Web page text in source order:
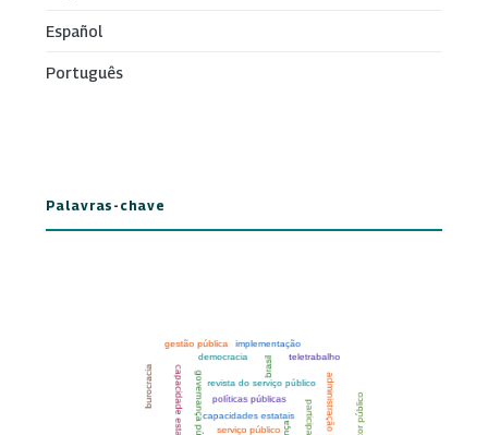
Español
Português
Palavras-chave